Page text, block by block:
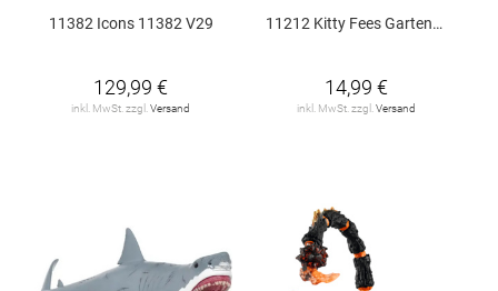
11382 Icons 11382 V29
129,99 €
inkl. MwSt. zzgl. Versand
11212 Kitty Fees Gartenhaus V29
14,99 €
inkl. MwSt. zzgl. Versand